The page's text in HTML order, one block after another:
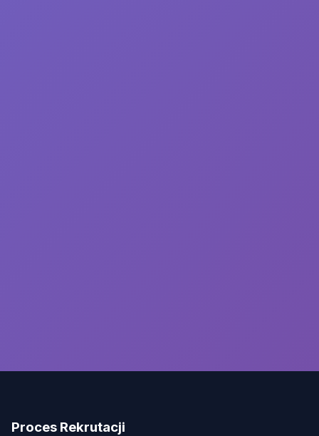
Proces Rekrutacji